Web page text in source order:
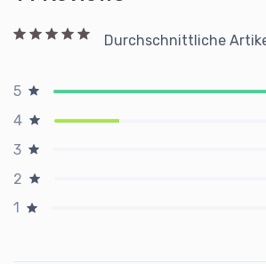
Durchschnittliche
5
4
3
2
1